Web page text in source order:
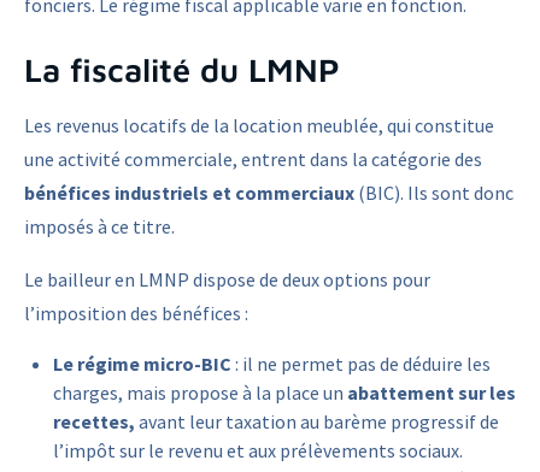
fonciers. Le régime fiscal applicable varie en fonction.
La fiscalité du LMNP
Les revenus locatifs de la location meublée, qui constitue
une activité commerciale, entrent dans la catégorie des
bénéfices industriels et commerciaux (BIC). Ils sont donc
imposés à ce titre.
Le bailleur en LMNP dispose de deux options pour
l’imposition des bénéfices :
Le régime micro-BIC : il ne permet pas de déduire les
charges, mais propose à la place un abattement sur les
recettes, avant leur taxation au barème progressif de
l’impôt sur le revenu et aux prélèvements sociaux.